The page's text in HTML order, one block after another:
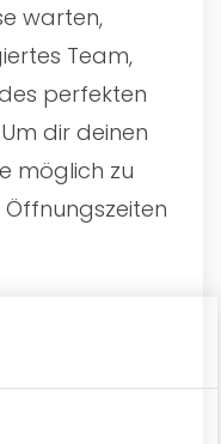
warten,
Team,
perfekten
dir deinen
möglich zu